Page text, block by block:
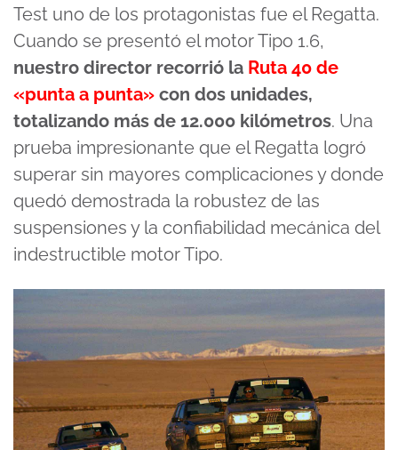
Test uno de los protagonistas fue el Regatta.
Cuando se presentó el motor Tipo 1.6,
nuestro director recorrió la Ruta 40 de
«punta a punta» con dos unidades,
totalizando más de 12.000 kilómetros. Una
prueba impresionante que el Regatta logró
superar sin mayores complicaciones y donde
quedó demostrada la robustez de las
suspensiones y la confiabilidad mecánica del
indestructible motor Tipo.